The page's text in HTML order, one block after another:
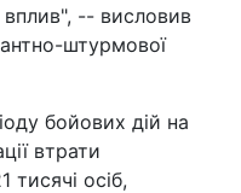
-- висловив
штурмової
бойових дій на
втрати
тисячі осіб,